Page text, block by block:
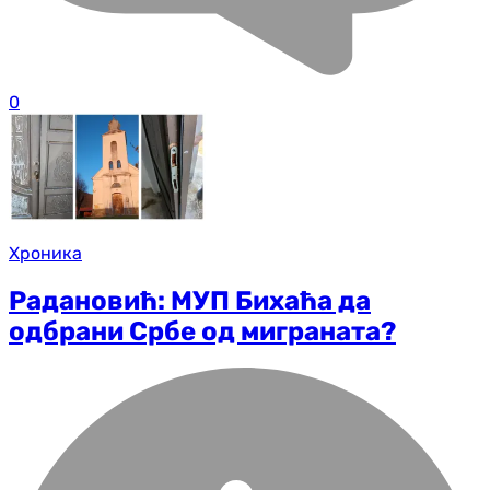
0
Хроника
Радановић: МУП Бихаћа да
одбрани Србе од миграната?